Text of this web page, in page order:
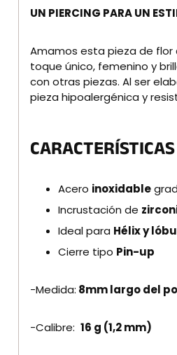
UN PIERCING PARA UN
Amamos esta pieza de flor
toque único, femenino y
con otras piezas. Al ser
pieza hipoalergénica y
CARACTERÍSTICAS
Acero inoxidable
Incrustación de
Ideal para Hélix y
Cierre tipo Pin-up
-Medida: 8mm largo del
-Calibre: 16 g (1,2 mm)